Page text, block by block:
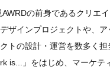
の前身であるクリエ
ザインプロジェクトや、
トの設計・運営を数多く
is...」をはじめ、マーケ